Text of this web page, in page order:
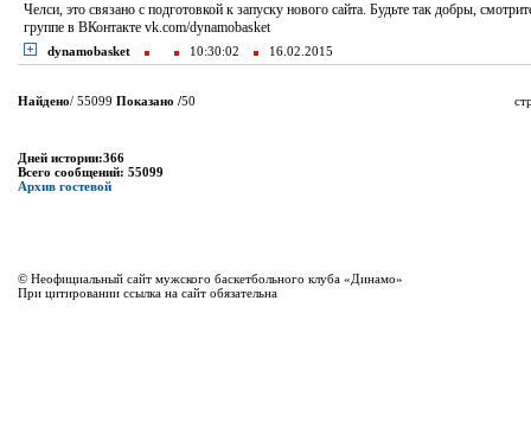
Челси, это связано с подготовкой к запуску нового сайта. Будьте так добры,
группе в ВКонтакте vk.com/dynamobasket
dynamobasket 10:30:02 16.02.2015
Найдено/ 55099 Показано /50
Дней истории:366
Всего сообщений: 55099
Архив гостевой
© Неофициальный сайт мужского баскетбольного клуба «Динамо»
При цитировании ссылка на сайт обязательна